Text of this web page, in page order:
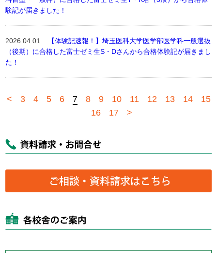
験記が届きました！
2026.04.01
【体験記速報！】埼玉医科大学医学部医学科一般選抜
（後期）に合格した富士ゼミ生S・Dさんから合格体験記が届きまし
た！
< 3 4 5 6 7 8 9 10 11 12 13 14
15
16
17 >